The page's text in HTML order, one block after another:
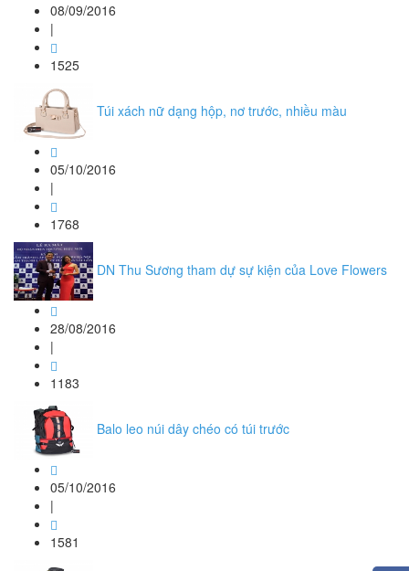
08/09/2016
|
1525
Túi xách nữ dạng hộp, nơ trước, nhiều màu
05/10/2016
|
1768
DN Thu Sương tham dự sự kiện của Love Flowers
28/08/2016
|
1183
Balo leo núi dây chéo có túi trước
05/10/2016
|
1581